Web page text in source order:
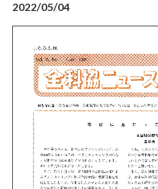
2022/05/04